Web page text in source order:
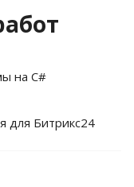
на C#
для Битрикс24